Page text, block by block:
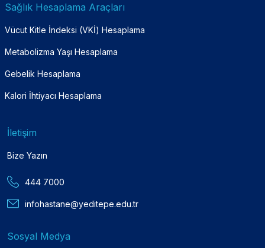
Sağlık Hesaplama Araçları
Vücut Kitle İndeksi (VKİ) Hesaplama
Metabolizma Yaşı Hesaplama
Gebelik Hesaplama
Kalori İhtiyacı Hesaplama
İletişim
Bize Yazın
444 7000
infohastane@yeditepe.edu.tr
Sosyal Medya